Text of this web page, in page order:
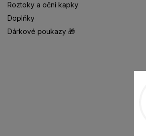
Roztoky a oční kapky
Doplňky
Dárkové poukazy 🎁